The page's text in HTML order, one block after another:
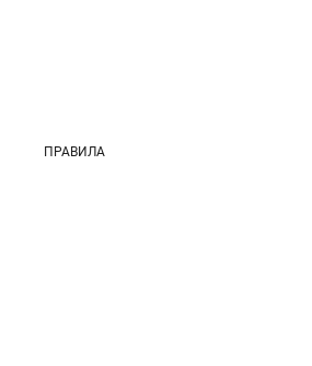
ПРАВИЛА